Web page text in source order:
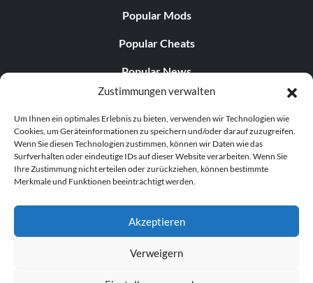
Zustimmungen verwalten
Um Ihnen ein optimales Erlebnis zu bieten, verwenden wir Technologien wie
Cookies, um Geräteinformationen zu speichern und/oder darauf zuzugreifen.
Wenn Sie diesen Technologien zustimmen, können wir Daten wie das
Surfverhalten oder eindeutige IDs auf dieser Website verarbeiten. Wenn Sie
Ihre Zustimmung nicht erteilen oder zurückziehen, können bestimmte
Merkmale und Funktionen beeinträchtigt werden.
Akzeptieren
Verweigern
Popular Mods
Popular Cheats
Popular News
Popular Editorials
Popular Free Games
LATEST UPDATES